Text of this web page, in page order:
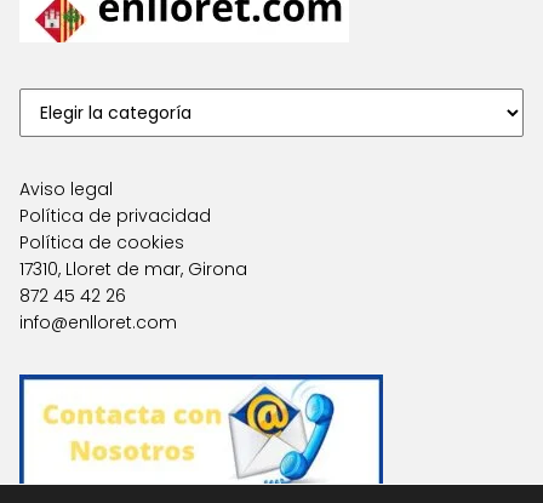
Aviso legal
Política de privacidad
Política de cookies
17310, Lloret de mar, Girona
872 45 42 26
info@enlloret.com